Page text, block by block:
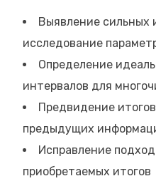
Выявление сильных
исследование
Определение
интервалов для
Предвидение
предыдущих
Исправление
приобретаемых итогов